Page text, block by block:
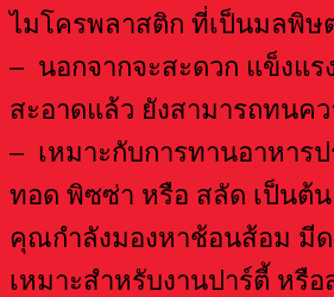
ไมโครพลาสติก ที่เป็นมลพิษ
– นอกจากจะสะดวก แข็งแร
สะอาดแล้ว ยังสามารถทนค
– เหมาะกับการทานอาหารป
ทอด พิซซ่า หรือ สลัด เป็นต้น
คุณกำลังมองหาช้อนส้อม มี
เหมาะสำหรับงานปาร์ตี้ หรื